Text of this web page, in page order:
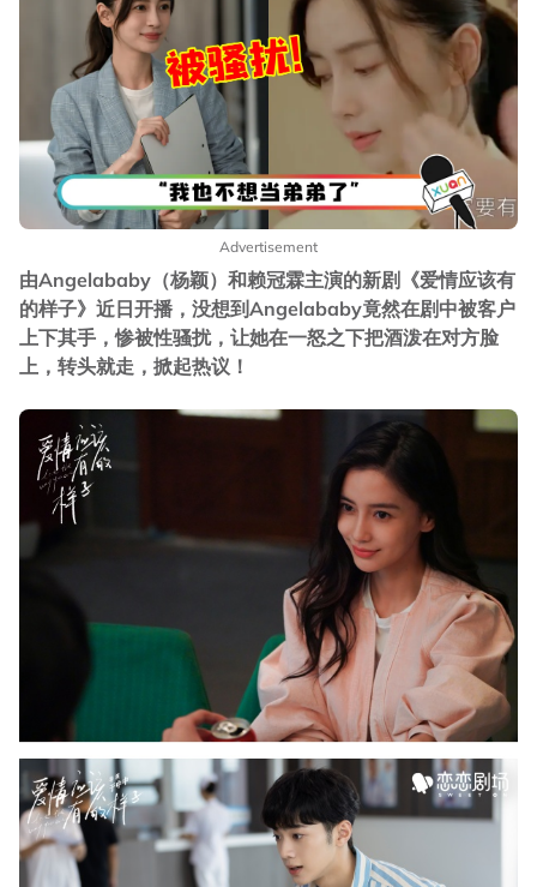
Advertisement
由Angelababy（杨颖）和赖冠霖主演的新剧《爱情应该有
的样子》近日开播，没想到Angelababy竟然在剧中被客户
上下其手，惨被性骚扰，让她在一怒之下把酒泼在对方脸
上，转头就走，掀起热议！